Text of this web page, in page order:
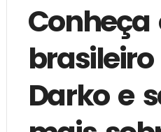
Darko e